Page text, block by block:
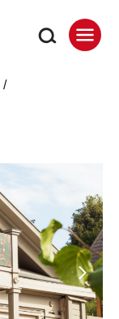
/